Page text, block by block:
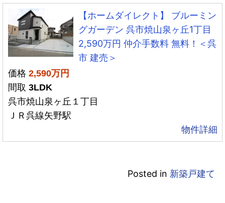
【ホームダイレクト】 ブルーミン
グガーデン 呉市焼山泉ヶ丘1丁目
2,590万円 仲介手数料 無料！＜呉
市 建売＞
価格 2,590万円
間取 3LDK
呉市焼山泉ヶ丘１丁目
ＪＲ呉線矢野駅
物件詳細
Posted in 新築戸建て